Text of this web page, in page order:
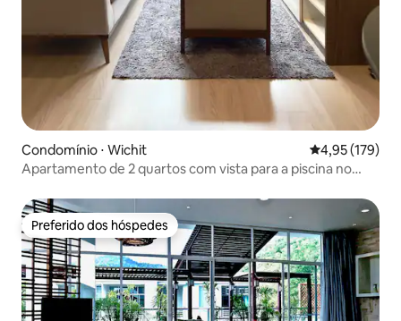
Condomínio ⋅ Wichit 4,95 de uma
4,95 (179)
Apartamento de 2 quartos com vista para a piscina no
Preferido dos hóspedes
Preferido dos hóspedes